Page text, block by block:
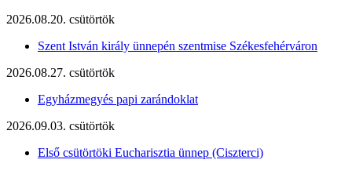
2026.08.20. csütörtök
Szent István király ünnepén szentmise Székesfehérváron
2026.08.27. csütörtök
Egyházmegyés papi zarándoklat
2026.09.03. csütörtök
Első csütörtöki Eucharisztia ünnep (Ciszterci)